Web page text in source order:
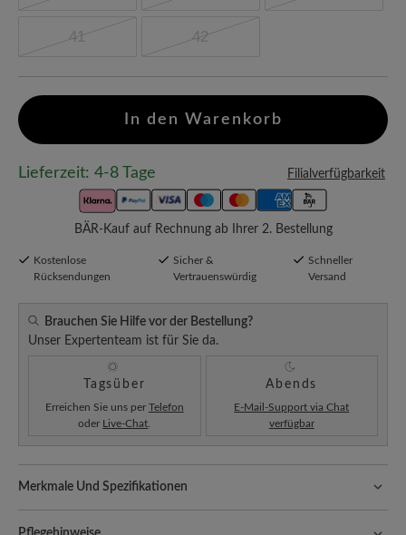
41 42
In den Warenkorb
Lieferzeit: 4-8 Tage Filialverfügbarkeit
BÄR-Kauf auf Rechnung ab Ihrer 2. Bestellung
Kostenlose
Rücksendungen
Sicher &
Vertrauenswürdig
Schneller
Versand
Brauchen Sie Hilfe vor der Bestellung?
Unser Expertenteam ist für Sie da.
Tagsüber
Erreichen Sie uns per Telefon
oder Live-Chat
Abends
E-Mail-Support via Chat
verfügbar
Merkmale Und Spezifikationen
Natürlich geformte Schuhe, handgefertigt hergestellt.